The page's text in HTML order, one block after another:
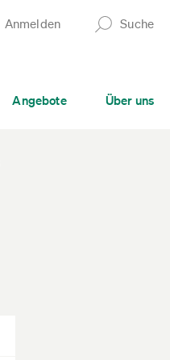
Anmelden Suche
Angebote Über uns